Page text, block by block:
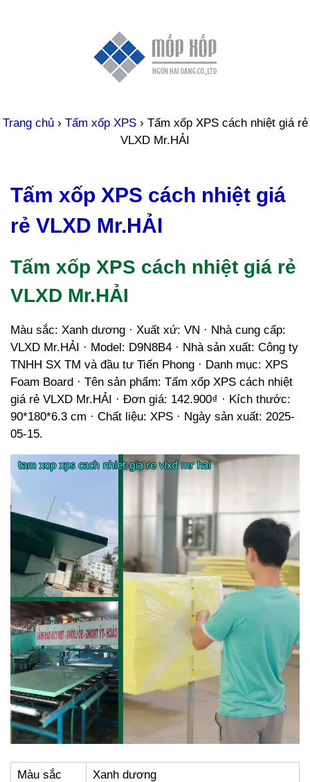
Trang chủ› Tấm xốp XPS› Tấm xốp XPS cách nhiệt giá rẻ
VLXD Mr.HẢI
Tấm xốp XPS cách nhiệt giá
rẻ VLXD Mr.HẢI
Tấm xốp XPS cách nhiệt giá rẻ
VLXD Mr.HẢI
Màu sắc: Xanh dương · Xuất xứ: VN · Nhà cung cấp:
VLXD Mr.HẢI · Model: D9N8B4 · Nhà sản xuất: Công ty
TNHH SX TM và đầu tư Tiến Phong · Danh mục: XPS
Foam Board · Tên sản phẩm: Tấm xốp XPS cách nhiệt
giá rẻ VLXD Mr.HẢI · Đơn giá: 142.900₫ · Kích thước:
90*180*6.3 cm · Chất liệu: XPS · Ngày sản xuất: 2025-
05-15.
Màu sắc
Xanh dương